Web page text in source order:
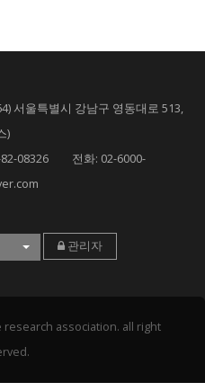
울특별시 강남구 영동대로 513,
)
08326 전화: 02-6000-
관리자
association. all right